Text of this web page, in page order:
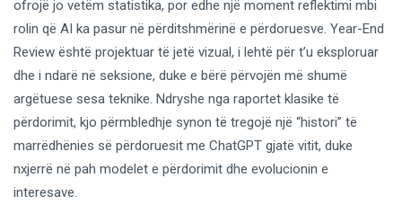
ofrojë jo vetëm statistika, por edhe një moment reflektimi mbi
rolin që AI ka pasur në përditshmërinë e përdoruesve. Year-End
Review është projektuar të jetë vizual, i lehtë për t’u eksploruar
dhe i ndarë në seksione, duke e bërë përvojën më shumë
argëtuese sesa teknike. Ndryshe nga raportet klasike të
përdorimit, kjo përmbledhje synon të tregojë një “histori” të
marrëdhënies së përdoruesit me ChatGPT gjatë vitit, duke
nxjerrë në pah modelet e përdorimit dhe evolucionin e
interesave.